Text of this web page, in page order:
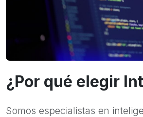
¿Por qué elegir
Somos especialistas en